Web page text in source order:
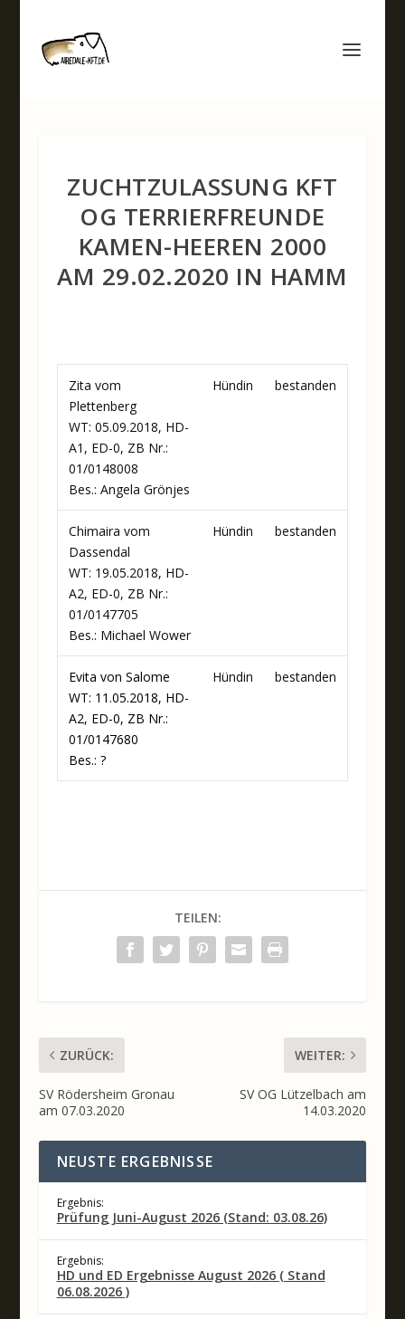
ZUCHTZULASSUNG KFT
OG TERRIERFREUNDE
KAMEN-HEEREN 2000
AM 29.02.2020 IN HAMM
Zita vom
Plettenberg
WT: 05.09.2018, HD-
A1, ED-0, ZB Nr.:
01/0148008
Bes.: Angela Grönjes
Hündin bestanden
Chimaira vom
Dassendal
WT: 19.05.2018, HD-
A2, ED-0, ZB Nr.:
01/0147705
Bes.: Michael Wower
Hündin bestanden
Evita von Salome
WT: 11.05.2018, HD-
A2, ED-0, ZB Nr.:
01/0147680
Bes.: ?
Hündin bestanden
TEILEN:
ZURÜCK:
SV Rödersheim Gronau
am 07.03.2020
WEITER:
SV OG Lützelbach am
14.03.2020
NEUSTE ERGEBNISSE
Ergebnis:
Prüfung Juni-August 2026 (Stand: 03.08.26)
Ergebnis:
HD und ED Ergebnisse August 2026 ( Stand
06.08.2026 )